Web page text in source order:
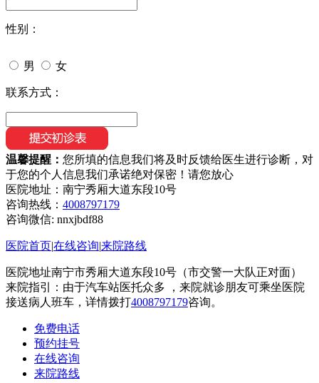
性别：
男 女
联系方式：
温馨提醒： 您所填的信息我们将及时反馈给医生进行诊断，对
于您的个人信息我们承诺绝对保密！请您放心
医院地址：南宁秀厢大道东段10号
咨询热线： 4008797179
咨询微信: nnxjbdf88
医院首页|在线咨询|来院路线
医院地址南宁市秀厢大道东段10号（市交警一大队正对面）
来院指引：由于汽车站医托众多 ，来院就诊朋友可乘坐医院
接送病人班车，详情拨打4008797179咨询。
免费电话
预约挂号
在线咨询
来院路线